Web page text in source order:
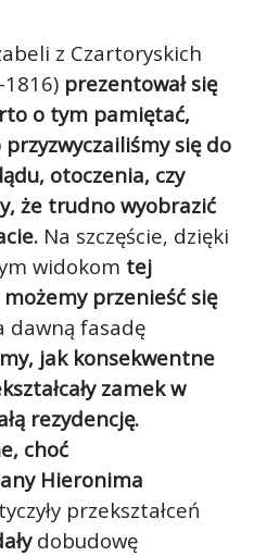
z Czartoryskich
prezentował się
o tym pamiętać,
się do
otoczenia, czy
że trudno wyobrazić
Na szczęście, dzięki
widokom tej
przenieść się
dawną fasadę
jak konsekwentne
zamek w
rezydencję.
choć
Hieronima
przekształceń
dobudowę